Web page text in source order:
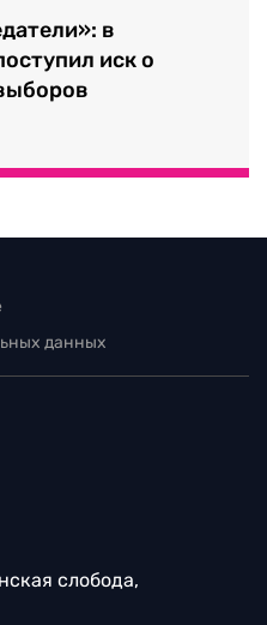
в
иск о
данных
слобода,